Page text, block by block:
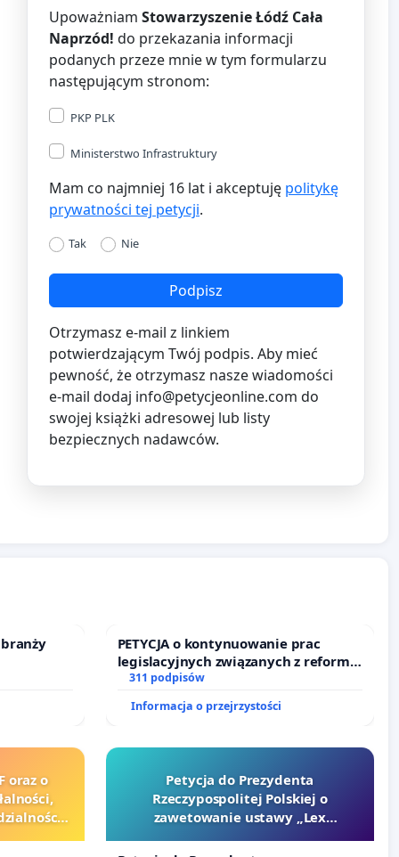
Upoważniam Stowarzyszenie Łódź Cała
Naprzód! do przekazania informacji
podanych przeze mnie w tym formularzu
następującym stronom:
PKP PLK
Ministerstwo Infrastruktury
Mam co najmniej 16 lat i akceptuję politykę
prywatności tej petycji.
Tak Nie
Podpisz
Otrzymasz e-mail z linkiem
potwierdzającym Twój podpis. Aby mieć
pewność, że otrzymasz nasze wiadomości
e-mail dodaj info@petycjeonline.com do
swojej książki adresowej lub listy
bezpiecznych nadawców.
PETYCJA o kontynuowanie prac
legislacyjnych związanych z reformą
prawa rodzinnego
311 podpisów
Informacja o przejrzystości
oraz o
Petycja do Prezydenta
Rzeczypospolitej Polskiej o
zawetowanie ustawy „Lex